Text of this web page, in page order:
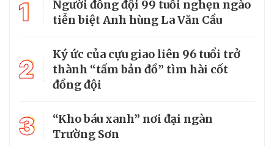
1
Người đồng đội 99 tuổi nghẹn ngào
tiễn biệt Anh hùng La Văn Cầu
2
Ký ức của cựu giao liên 96 tuổi trở
thành “tấm bản đồ” tìm hài cốt
đồng đội
3
“Kho báu xanh” nơi đại ngàn
Trường Sơn